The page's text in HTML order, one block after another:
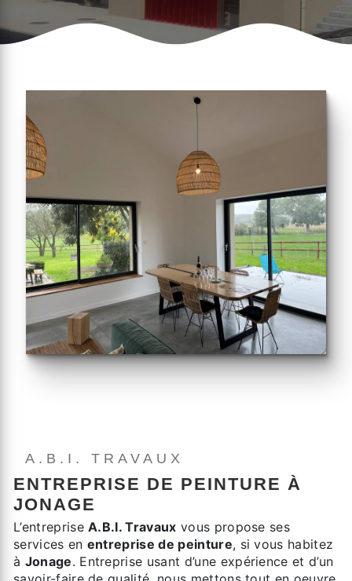
A.B.I. TRAVAUX
ENTREPRISE DE PEINTURE À
JONAGE
L’entrepriseA.B.I. Travaux vous propose ses
services en entreprise de peinture, si vous habitez
à Jonage. Entreprise usant d’une expérience et d’un